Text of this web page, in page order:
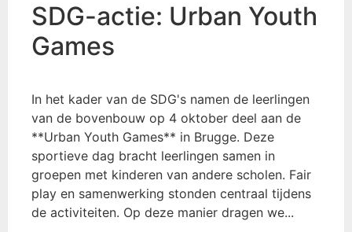
SDG-actie: Urban Youth
Games
In het kader van de SDG's namen de leerlingen
van de bovenbouw op 4 oktober deel aan de
**Urban Youth Games** in Brugge. Deze
sportieve dag bracht leerlingen samen in
groepen met kinderen van andere scholen. Fair
play en samenwerking stonden centraal tijdens
de activiteiten. Op deze manier dragen we...